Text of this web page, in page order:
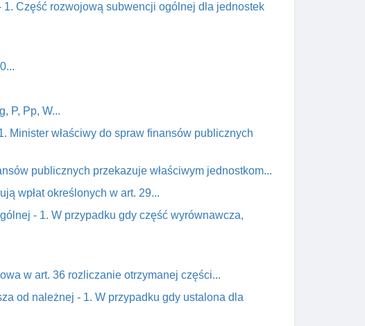
Część rozwojową subwencji ogólnej dla jednostek
P, Pp, W...
Minister właściwy do spraw finansów publicznych
publicznych przekazuje właściwym jednostkom...
wpłat określonych w art. 29...
- 1. W przypadku gdy część wyrównawcza,
w art. 36 rozliczanie otrzymanej części...
od należnej - 1. W przypadku gdy ustalona dla